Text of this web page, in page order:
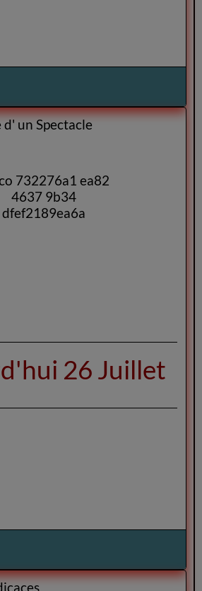
un Spectacle
26 Juillet